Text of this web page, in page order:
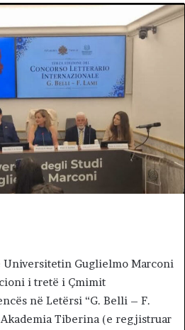
Universitetin Guglielmo Marconi
i tretë i Çmimit
në Letërsi “G. Belli – F.
Tiberina (e regjistruar